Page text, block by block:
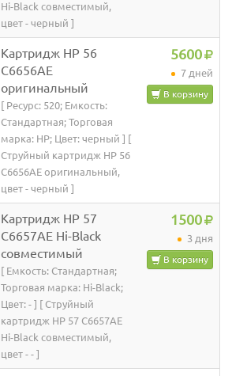
Hi-Black совместимый,
цвет - черный ]
Картридж HP 56
C6656AE
оригинальный
[ Ресурс: 520; Емкость:
Стандартная; Торговая
марка: HP; Цвет: черный ] [
Струйный картридж HP 56
C6656AE оригинальный,
цвет - черный ]
5600
7 дней
В корзину
Картридж HP 57
C6657AE Hi-Black
совместимый
[ Емкость: Стандартная;
Торговая марка: Hi-Black;
Цвет: - ] [ Струйный
картридж HP 57 C6657AE
Hi-Black совместимый,
цвет - - ]
1500
3 дня
В корзину